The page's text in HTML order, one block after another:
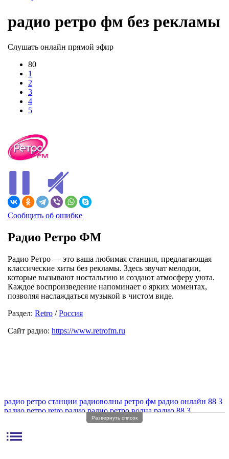
радио ретро фм без рекламы
Слушать онлайн прямой эфир
80
1
2
3
4
5
Сообщить об ошибке
Радио Ретро ФМ
Радио Ретро — это ваша любимая станция, предлагающая
классические хиты без рекламы. Здесь звучат мелодии,
которые вызывают ностальгию и создают атмосферу уюта.
Каждое воспроизведение напоминает о ярких моментах,
позволяя наслаждаться музыкой в чистом виде.
Раздел: Retro /Россия
Сайт радио: https://www.retrofm.ru
радио ретро станции радиоволны ретро фм радио онлайн 88 3
радио ретро retro радио радио ретро волна радио 88 3
радио ретро без рекламы
радио ретро частота
Развернуть список
list